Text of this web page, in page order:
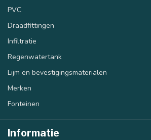
PVC
Draadfittingen
Infiltratie
Regenwatertank
Lijm en bevestigingsmaterialen
Merken
Fonteinen
Informatie